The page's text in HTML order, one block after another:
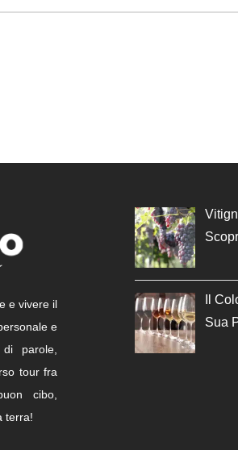
e vivere il
e
parole,
tour fra
cibo,
terra!
Il
Sua